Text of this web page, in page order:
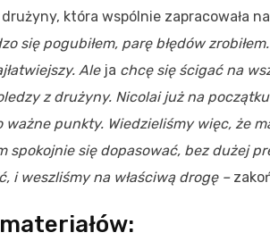
która wspólnie zapracowała
się pogubiłem, parę błędów
Aleja chcę się ścigać na
z drużyny. Nicolai już na
ważne punkty. Wiedzieliśmy więc, że
spokojnie się dopasować, bez dużej
i weszliśmy na właściwą drogę –